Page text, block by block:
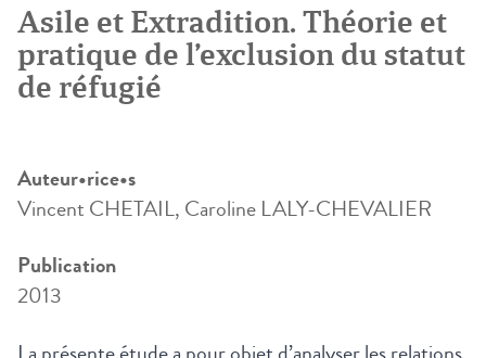
Asile et Extradition. Théorie et
pratique de l’exclusion du statut
de réfugié
Auteur•rice•s
Vincent CHETAIL, Caroline LALY-CHEVALIER
Publication
2013